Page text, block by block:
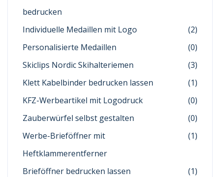
bedrucken
Individuelle Medaillen mit Logo
(2)
Personalisierte Medaillen
(0)
Skiclips Nordic Skihalteriemen
(3)
Klett Kabelbinder bedrucken lassen
(1)
KFZ-Werbeartikel mit Logodruck
(0)
Zauberwürfel selbst gestalten
(0)
Werbe-Brieföffner mit
Heftklammerentferner
(1)
Brieföffner bedrucken lassen
(1)